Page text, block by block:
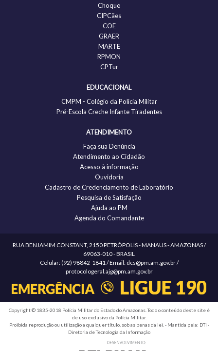
Choque
CIPCães
COE
GRAER
MARTE
RPMON
CPTur
EDUCACIONAL
CMPM - Colégio da Policia Militar
Pré-Escola Creche Infante Tiradentes
ATENDIMENTO
Faça sua Denúncia
Atendimento ao Cidadão
Acesso à informação
Ouvidoria
Cadastro de Credenciamento de Laboratório
Pesquisa de Satisfação
Ajuda ao PM
Agenda do Comandante
RUA BENJAMIM CONSTANT, 2150 PETRÓPOLIS - MANAUS - AMAZONAS /
69063-010 - BRASIL
Celular: (92) 98842-1841 / Email: dcs@pm.am.gov.br /
protocologeral.ajg@pm.am.gov.br
Copyright © 1835-2018 Polícia Militar do Estado do Amazonas. Todo o conteúdo deste site é
de uso exclusivo da Polícia Militar.
Proibida reprodução ou utilização a qualquer título, sob as penas da lei. - Mantida pela: DTI -
Diretoria de Tecnologia da Informação